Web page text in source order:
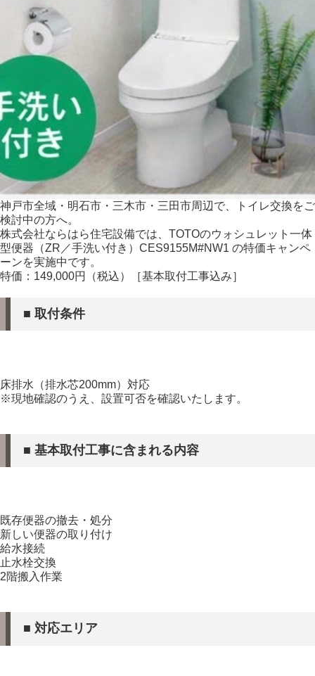
神戸市全域・明石市・三木市・三田市周辺で、
トイレ交換をご
検討中の方へ。
株式会社ならはら住宅設備では、 TOTOのウォシュレット一体
型便器（ZR／手洗い付き） CES9155M#NW1 の特価キャンペ
ーンを実施中です。
特価：149,000円（税込）［基本取付工事込み］
■ 取付条件
床排水（排水芯200mm）対応
※現地確認のうえ、設置可否を確認いたします。
■ 基本取付工事に含まれる内容
既存便器の撤去・処分
新しい便器の取り付け
給水接続
止水栓交換
2階搬入作業
■ 対応エリア